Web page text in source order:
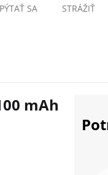
SA STRÁŽIŤ
mAh